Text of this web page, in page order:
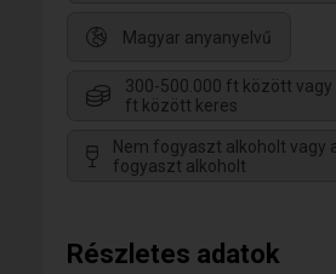
Magyar anyanyelvű
300-500.000 ft között vagy
ft között keres
Nem fogyaszt alkoholt vagy
fogyaszt alkoholt
Részletes adatok